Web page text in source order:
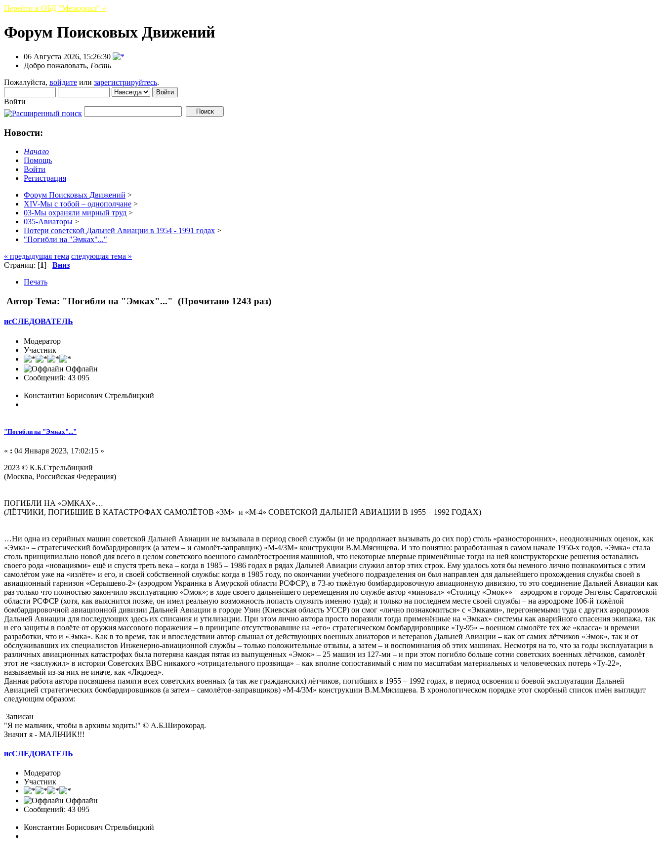
Перейти в ОБД "Мемориал" »
Форум Поисковых Движений
06 Августа 2026, 15:26:30
Добро пожаловать, Гость
Пожалуйста, войдите или зарегистрируйтесь.
Войти
Новости:
Начало
Помощь
Войти
Регистрация
Форум Поисковых Движений >
XIV-Мы с тобой – однополчане >
03-Мы охраняли мирный труд >
035-Авиаторы >
Потери советской Дальней Авиации в 1954 - 1991 годах >
"Погибли на "Эмках"..."
« предыдущая тема следующая тема »
Страниц: [1] Вниз
Печать
Автор Тема: "Погибли на "Эмках"..." (Прочитано 1243 раз)
исСЛЕДОВАТЕЛЬ
Модератор
Участник
Оффлайн
Сообщений: 43 095
Константин Борисович Стрельбицкий
"Погибли на "Эмках"..."
« : 04 Января 2023, 17:02:15 »
2023 © К.Б.Стрельбицкий
(Москва, Российская Федерация)
ПОГИБЛИ НА «ЭМКАХ»…
(ЛЁТЧИКИ, ПОГИБШИЕ В КАТАСТРОФАХ САМОЛЁТОВ «3М» и «М-4» СОВЕТСКОЙ ДАЛЬНЕЙ АВИАЦИИ В 1955 – 1992 ГОДАХ)
…Ни одна из серийных машин советской Дальней Авиации не вызывала в период своей службы (и не продолжает вызывать до сих пор) столь «разносторонних», неоднозначных оценок, как
«Эмка» – стратегический бомбардировщик (а затем – и самолёт-заправщик) «М-4/3М» конструкции В.М.Мясищева. И это понятно: разработанная в самом начале 1950-х годов, «Эмка» стала
столь принципиально новой для всего в целом советского военного самолётостроения машиной, что некоторые впервые применённые тогда на ней конструкторские решения оставались
своего рода «новациями» ещё и спустя треть века – когда в 1985 – 1986 годах в рядах Дальней Авиации служил автор этих строк. Ему удалось хотя бы немного лично познакомиться с этим
самолётом уже на «излёте» и его, и своей собственной службы: когда в 1985 году, по окончании учебного подразделения он был направлен для дальнейшего прохождения службы своей в
авиационный гарнизон «Серышево-2» (аэродром Украинка в Амурской области РСФСР), в 73-ю тяжёлую бомбардировочную авиационную дивизию, то это соединение Дальней Авиации как
раз только что полностью закончило эксплуатацию «Эмок»; в ходе своего дальнейшего перемещения по службе автор «миновал» «Столицу «Эмок»» – аэродром в городе Энгельс Саратовской
области РСФСР (хотя, как выяснится позже, он имел реальную возможность попасть служить именно туда); и только на последнем месте своей службы – на аэродроме 106-й тяжёлой
бомбардировочной авиационной дивизии Дальней Авиации в городе Узин (Киевская область УССР) он смог «лично познакомиться» с «Эмками», перегоняемыми туда с других аэродромов
Дальней Авиации для последующих здесь их списания и утилизации. При этом лично автора просто поразили тогда применённые на «Эмках» системы как аварийного спасения экипажа, так
и его защиты в полёте от оружия массового поражения – в принципе отсутствовавшие на «его» стратегическом бомбардировщике «Ту-95» – военном самолёте тех же «класса» и времени
разработки, что и «Эмка». Как в то время, так и впоследствии автор слышал от действующих военных авиаторов и ветеранов Дальней Авиации – как от самих лётчиков «Эмок», так и от
обслуживавших их специалистов Инженерно-авиационной службы – только положительные отзывы, а затем – и воспоминания об этих машинах. Несмотря на то, что за годы эксплуатации в
различных авиационных катастрофах была потеряна каждая пятая из выпущенных «Эмок» – 25 машин из 127-ми – и при этом погибло больше сотни советских военных лётчиков, самолёт
этот не «заслужил» в истории Советских ВВС никакого «отрицательного прозвища» – как вполне сопоставимый с ним по масштабам материальных и человеческих потерь «Ту-22»,
называемый из-за них не иначе, как «Людоед».
Данная работа автора посвящена памяти всех советских военных (а так же гражданских) лётчиков, погибших в 1955 – 1992 годах, в период освоения и боевой эксплуатации Дальней
Авиацией стратегических бомбардировщиков (а затем – самолётов-заправщиков) «М-4/3М» конструкции В.М.Мясищева. В хронологическом порядке этот скорбный список имён выглядит
следующим образом:
Записан
"Я не мальчик, чтобы в архивы ходить!" © А.Б.Широкорад.
Значит я - МАЛЬЧИК!!!
исСЛЕДОВАТЕЛЬ
Модератор
Участник
Оффлайн
Сообщений: 43 095
Константин Борисович Стрельбицкий